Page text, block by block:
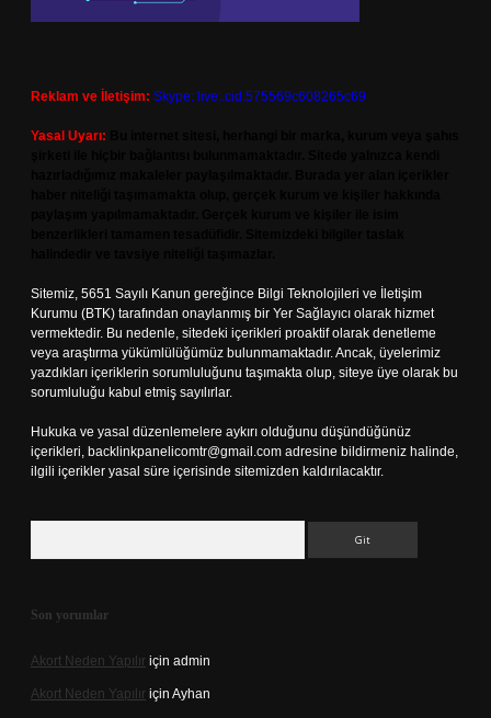
Reklam ve İletişim: Skype: live:.cid.575569c608265c69
Yasal Uyarı:
Sitemiz, 5651 Sayılı Kanun gereğince Bilgi Teknolojileri ve İletişim
Kurumu (BTK) tarafından onaylanmış bir Yer Sağlayıcı olarak hizmet
vermektedir. Bu nedenle, sitedeki içerikleri proaktif olarak denetleme
veya araştırma yükümlülüğümüz bulunmamaktadır. Ancak, üyelerimiz
yazdıkları içeriklerin sorumluluğunu taşımakta olup, siteye üye olarak bu
sorumluluğu kabul etmiş sayılırlar.
Hukuka ve yasal düzenlemelere aykırı olduğunu düşündüğünüz
içerikleri, backlinkpanelicomtr@gmail.com adresine bildirmeniz halinde,
ilgili içerikler yasal süre içerisinde sitemizden kaldırılacaktır.
Son yorumlar
Akort Neden Yapılır için admin
Akort Neden Yapılır için Ayhan